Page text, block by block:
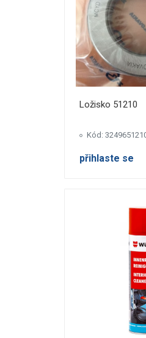
Ložisko 51210
Kód:
přihlaste se